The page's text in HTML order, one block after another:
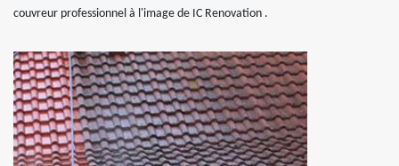
couvreur professionnel à l'image de IC Renovation .